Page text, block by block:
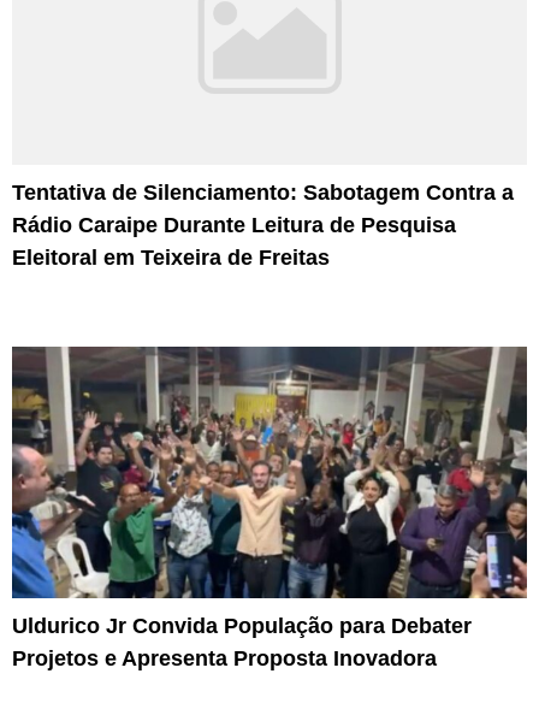
Tentativa de Silenciamento: Sabotagem Contra a
Rádio Caraipe Durante Leitura de Pesquisa
Eleitoral em Teixeira de Freitas
Uldurico Jr Convida População para Debater
Projetos e Apresenta Proposta Inovadora